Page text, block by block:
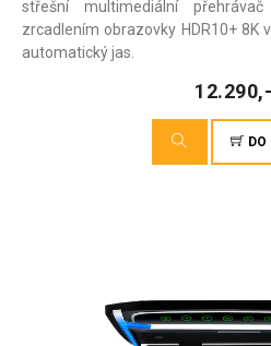
střešní multimediální
zrcadlením obrazovky HDR10+ 8K
automatický jas.